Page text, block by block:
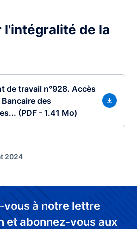
l'intégralité de la
de travail n°928. Accès
des
(PDF - 1.41 Mo)
2024
à notre lettre
et abonnez-vous aux